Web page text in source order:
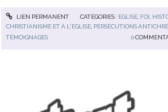
LIEN PERMANENT CATÉGORIES : EGLISE, FOI
CHRISTIANISME ET À L'EGLISE PERSÉCUTIONS
TÉMOIGNAGES
0